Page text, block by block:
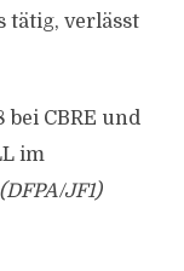
tätig, verlässt
CBRE und
im
(DFPA/JF1)